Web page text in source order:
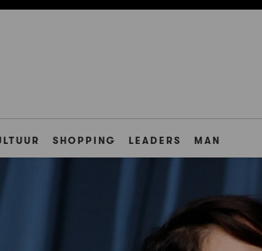
SHOPPING LEADERS MAN